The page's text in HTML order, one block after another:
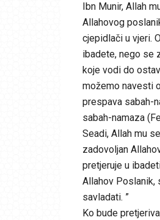
Ibn Munir, Allah
Allahovog
cjepidlači u vjeri.
ibadete, nego se
koje vodi do
možemo navesti
prespava sabah-
sabah-namaza
Seadi, Allah mu
zadovoljan
pretjeruje u
Allahov Poslanik,
savladati. ”
Ko bude